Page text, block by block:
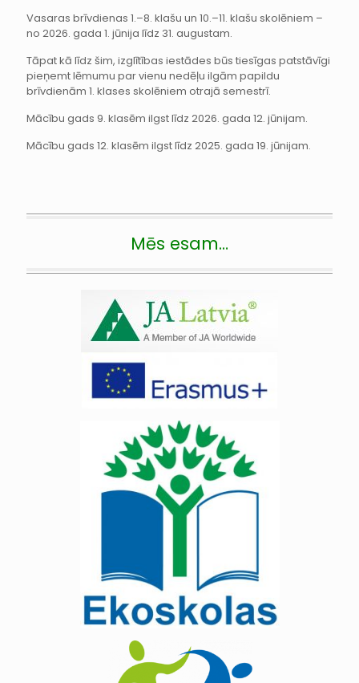
Vasaras brīvdienas 1.–8. klašu un 10.–11. klašu skolēniem –
no 2026. gada 1. jūnija līdz 31. augustam.
Tāpat kā līdz šim, izglītības iestādes būs tiesīgas patstāvīgi
pieņemt lēmumu par vienu nedēļu ilgām papildu
brīvdienām 1. klases skolēniem otrajā semestrī.
Mācību gads 9. klasēm ilgst līdz 2026. gada 12. jūnijam.
Mācību gads 12. klasēm ilgst līdz 2025. gada 19. jūnijam.
Mēs esam…